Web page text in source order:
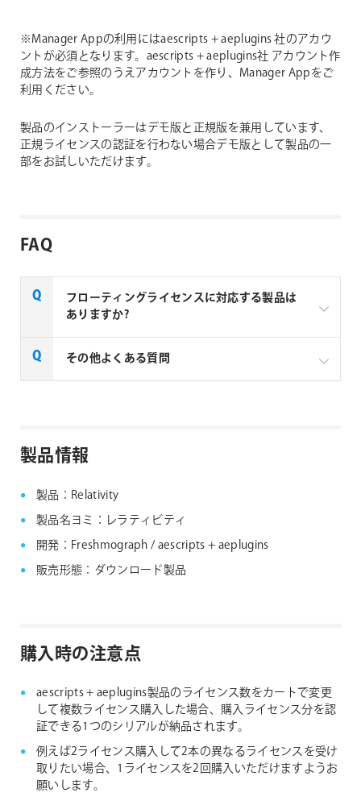
※Manager Appの利用にはaescripts + aeplugins 社のアカウ
ントが必須となります。aescripts + aeplugins社 アカウント作
成方法をご参照のうえアカウントを作り、Manager Appをご
利用ください。
製品のインストーラーはデモ版と正規版を兼用しています、
正規ライセンスの認証を行わない場合デモ版として製品の一
部をお試しいただけます。
FAQ
フローティングライセンスに対応する製品は
ありますか?
一部製品でフローティングライセンスの取扱いがあり
aescripts + aeplugins社 フローティングライセン
その他よくある質問
製品情報
製品：Relativity
製品名ヨミ：レラティビティ
開発：Freshmograph / aescripts + aeplugins
販売形態：ダウンロード製品
購入時の注意点
aescripts + aeplugins製品のライセンス数をカートで変更
して複数ライセンス購入した場合、購入ライセンス分を認
証できる1つのシリアルが納品されます。
例えば2ライセンス購入して2本の異なるライセンスを受け
取りたい場合、1ライセンスを2回購入いただけますようお
願いします。